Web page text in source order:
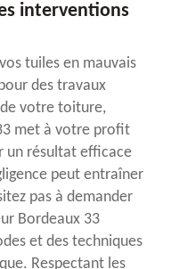
interventions
tuiles en mauvais
des travaux
votre toiture,
met à votre profit
un résultat efficace
peut entraîner
pas à demander
Bordeaux 33
et des techniques
Respectant les